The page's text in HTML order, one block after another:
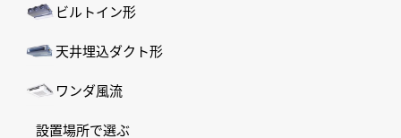
ビルトイン形
天井埋込ダクト形
ワンダ風流
設置場所で選ぶ